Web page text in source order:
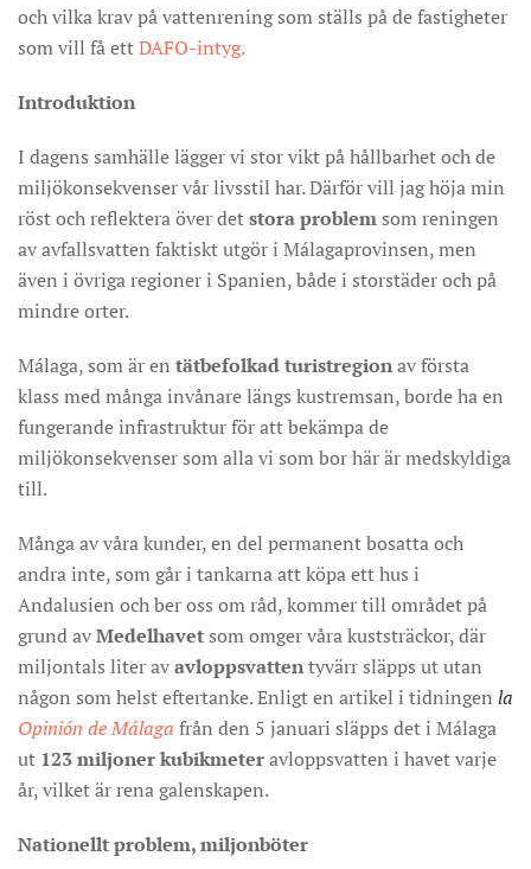
och vilka krav på vattenrening som ställs på de fastigheter
som vill få ettDAFO-intyg.
Introduktion
I dagens samhälle lägger vi stor vikt på hållbarhet och de
miljökonsekvenser vår livsstil har. Därför vill jag höja min
röst och reflektera över detstora problem som reningen
av avfallsvatten faktiskt utgör i Málagaprovinsen, men
även i övriga regioner i Spanien, både i storstäder och på
mindre orter.
Málaga, som är en tätbefolkad turistregionav första
klass med många invånare längs kustremsan, borde ha en
fungerande infrastruktur för att bekämpa de
miljökonsekvenser som alla vi som bor här är medskyldiga
till.
Många av våra kunder, en del permanent bosatta och
andra inte, som går i tankarna att köpa ett hus i
Andalusien och ber oss om råd, kommer till området på
grund avMedelhavet som omger våra kuststräckor, där
miljontals liter avavloppsvattentyvärr släpps ut utan
någon som helst eftertanke. Enligt en artikel i tidningen la
Opinión de Málaga från den 5 januari släpps det i Málaga
ut 123 miljoner kubikmeteravloppsvatten i havet varje
år, vilket är rena galenskapen.
Nationellt problem, miljonböter